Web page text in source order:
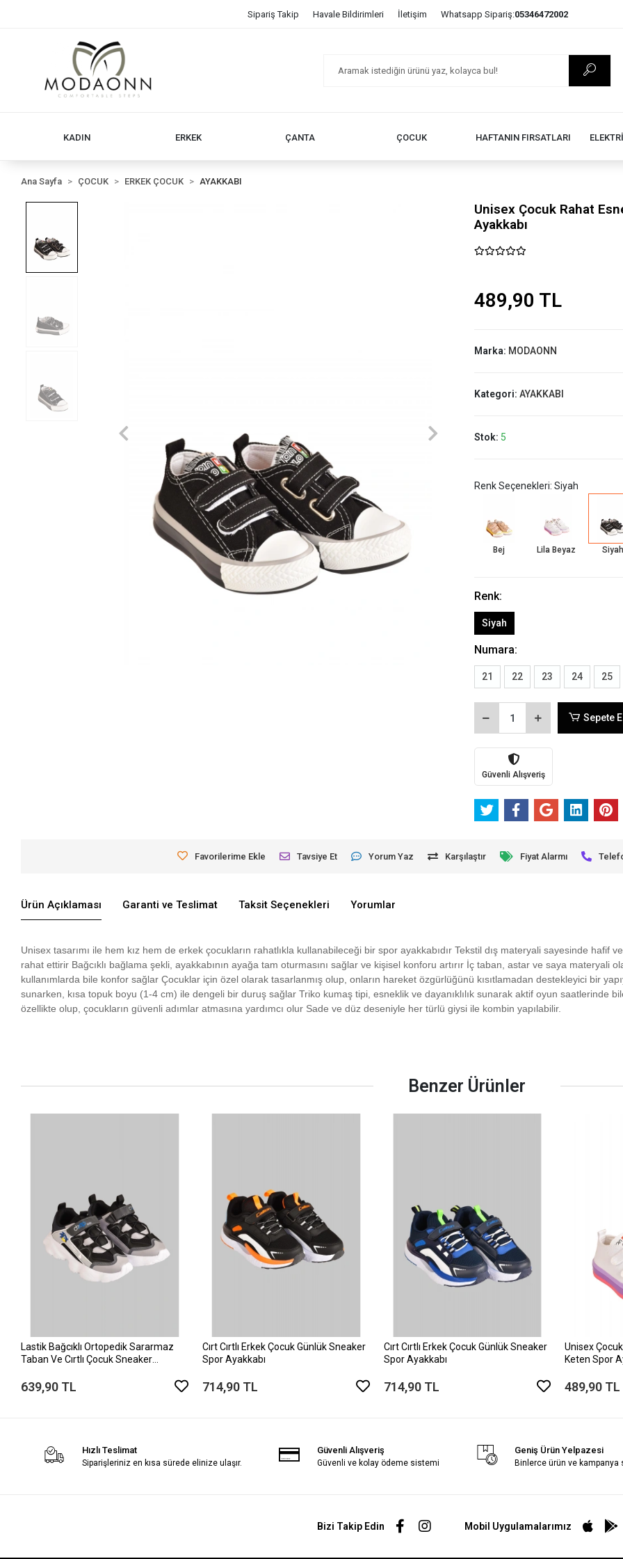
Sipariş Takip Havale Bildirimleri İletişim Whatsapp Sipariş:05346472002
KADIN ERKEK ÇANTA ÇOCUK HAFTANIN FIRSATLARI
Ana Sayfa ÇOCUK ERKEK ÇOCUK AYAKKABI
Unisex Çocuk Rahat
Ayakkabı
489,90 TL
Marka: MODAONN
Kategori: AYAKKABI
Stok: 5
Renk Seçenekleri: Siyah
Bej Lila Beyaz
Renk:
Siyah
Numara:
21 22 23 24 25
Sepete
Güvenli Alışveriş
Favorilerime Ekle Tavsiye Et Yorum Yaz Karşılaştır Fiyat Alarmı
Ürün Açıklaması Garanti ve Teslimat Taksit Seçenekleri Yorumlar
Unisex tasarımı ile hem kız hem de erkek çocukların rahatlıkla kullanabileceği bir spor ayakkabıdır Tekstil dış materyali sayesinde hafif
rahat ettirir Bağcıklı bağlama şekli, ayakkabının ayağa tam oturmasını sağlar ve kişisel konforu artırır İç taban, astar ve saya
kullanımlarda bile konfor sağlar Çocuklar için özel olarak tasarlanmış olup, onların hareket özgürlüğünü kısıtlamadan destekleyici bir
sunarken, kısa topuk boyu (1-4 cm) ile dengeli bir duruş sağlar Triko kumaş tipi, esneklik ve dayanıklılık sunarak aktif oyun saatlerinde
özellikte olup, çocukların güvenli adımlar atmasına yardımcı olur Sade ve düz deseniyle her türlü giysi ile kombin yapılabilir.
Benzer Ürünler
Lastik Bağcıklı Ortopedik Sararmaz
Taban Ve Cırtlı Çocuk Sneaker
639,90 TL
Cırt Cırtlı Erkek Çocuk Günlük Sneaker
Spor Ayakkabı
714,90 TL
Cırt Cırtlı Erkek Çocuk Günlük Sneaker
Spor Ayakkabı
714,90 TL
Unisex
Keten Spor
489,90 TL
Hızlı Teslimat
Siparişleriniz en kısa sürede elinize ulaşır.
Güvenli Alışveriş
Güvenli ve kolay ödeme sistemi
Geniş Ürün Yelpazesi
Binlerce ürün ve kampanya
Bizi Takip Edin Mobil Uygulamalarımız